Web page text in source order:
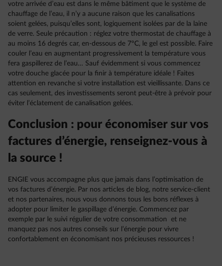
votre arrivée d’eau est dans le même bâtiment que le système de
chauffage de l’eau, il n’y a aucune raison que les canalisations
soient gelées, puisqu’elles sont, logiquement isolées par de la laine
de verre. Seule précaution : réglez votre thermostat de chauffage à
au moins 16 degrés car, en-dessous de 7°C, le gel est possible. Faire
couler l’eau en augmentant progressivement la température vous
fera gaspillerez de l’eau… Sauf évidemment si vous commencez
votre douche glacée pour la finir à température idéale ! Faites
attention en revanche si votre installation est vieillissante. Dans ce
cas seulement, des investissements seront peut-être à prévoir pour
éviter l’éclatement de canalisation gelées.
Conclusion : pour économiser sur vos
factures d’énergie, renseignez-vous à
la source !
ENGIE vous accompagne plus que jamais dans l’optimisation de
vos factures d’énergie. Par nos articles de blog, notre service-client
et nos partenaires, nous vous donnons tous les bons réflexes à
adopter pour limiter le gaspillage d’énergie. Commencez par
exemple par le suivi régulier de votre consommation et ne
manquez pas nos autres conseils sur l’énergie pour vivre
confortablement en économisant nos précieuses ressources !